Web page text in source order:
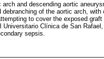
and descending aortic
of the aortic arch, with
to cover the exposed
Clínica de San
sepsis.